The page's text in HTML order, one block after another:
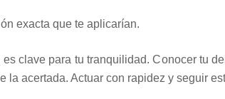
exacta que te aplicarían.
clave para tu tranquilidad. Conocer tu
la acertada. Actuar con rapidez y seguir